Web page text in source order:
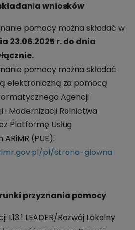
wniosków
pomocy można składać w
23.06.2025 r. do dnia
pomocy można składać
elektroniczną za pomocą
Agencji
i Modernizacji Rolnictwa
Platformę Usług
(PUE):
pl/strona-glowna
przyznania pomocy
LEADER/Rozwój Lokalny